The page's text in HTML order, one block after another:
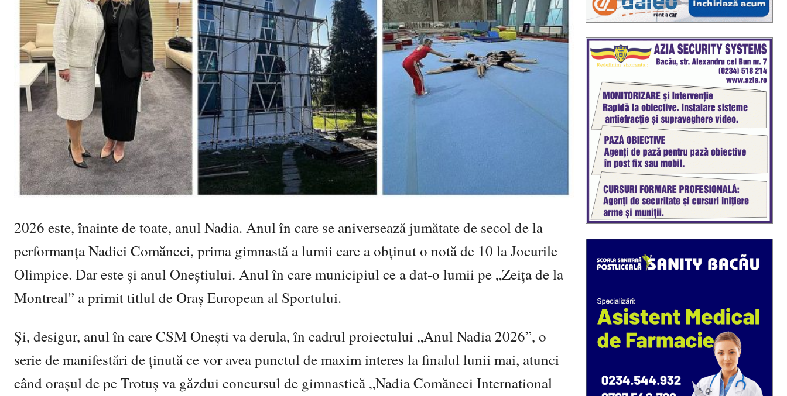
2026 este, înainte de toate, anul Nadia. Anul în care se aniversează jumătate de secol de la
performanța Nadiei Comăneci, prima gimnastă a lumii care a obținut o notă de 10 la Jocurile
Olimpice. Dar este și anul Oneștiului. Anul în care municipiul ce a dat-o lumii pe „Zeița de la
Montreal” a primit titlul de Oraș European al Sportului.
Și, desigur, anul în care CSM Onești va derula, în cadrul proiectului „Anul Nadia 2026”, o
serie de manifestări de ținută ce vor avea punctul de maxim interes la finalul lunii mai, atunci
când orașul de pe Trotuș va găzdui concursul de gimnastică „Nadia Comăneci International